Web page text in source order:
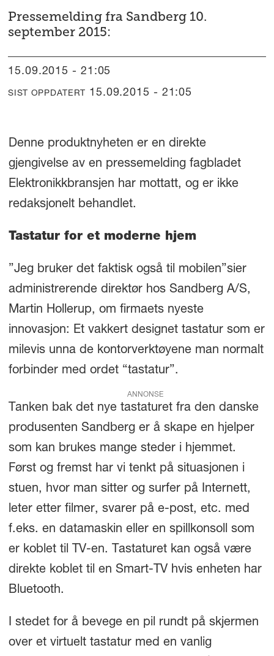
Pressemelding fra Sandberg 10.
september 2015:
15.09.2015 - 21:05
SIST OPPDATERT 15.09.2015 - 21:05
Denne produktnyheten er en direkte
gjengivelse av en pressemelding fagbladet
Elektronikkbransjen har mottatt, og er ikke
redaksjonelt behandlet.
Tastatur for et moderne hjem
”Jeg bruker det faktisk også til mobilen”sier
administrerende direktør hos Sandberg A/S,
Martin Hollerup, om firmaets nyeste
innovasjon: Et vakkert designet tastatur som er
milevis unna de kontorverktøyene man normalt
forbinder med ordet “tastatur”.
ANNONSE
Tanken bak det nye tastaturet fra den danske
produsenten Sandberg er å skape en hjelper
som kan brukes mange steder i hjemmet.
Først og fremst har vi tenkt på situasjonen i
stuen, hvor man sitter og surfer på Internett,
leter etter filmer, svarer på e-post, etc. med
f.eks. en datamaskin eller en spillkonsoll som
er koblet til TV-en. Tastaturet kan også være
direkte koblet til en Smart-TV hvis enheten har
Bluetooth.
I stedet for å bevege en pil rundt på skjermen
over et virtuelt tastatur med en vanlig